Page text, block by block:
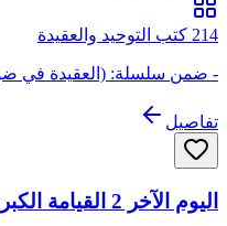
214 كتب التوحيد والعقيدة
- ضمن سلسلة: (العقيدة في ضوء
تفاصيل
اليوم الآخر 2 القيامة الكبرى